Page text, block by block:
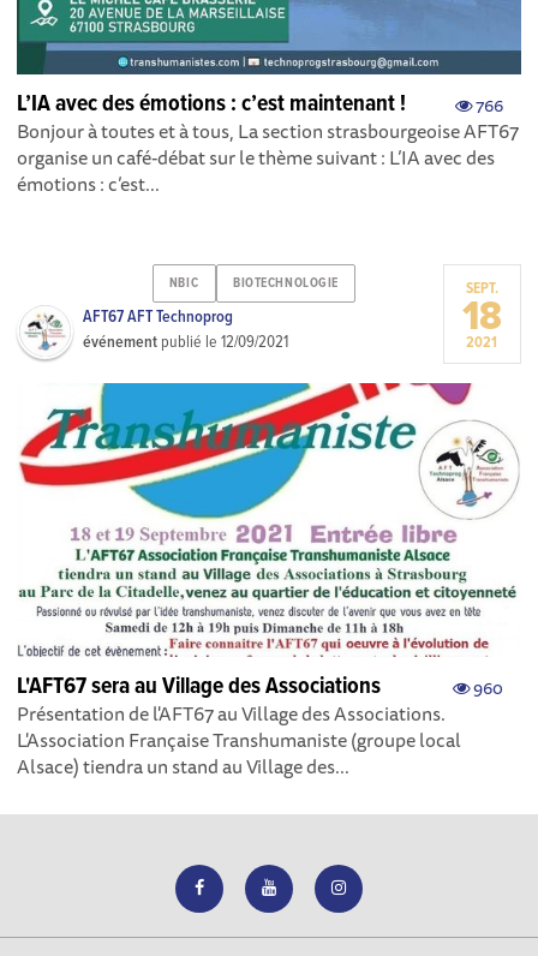
766
L’IA avec des émotions : c’est maintenant !
Bonjour à toutes et à tous, La section strasbourgeoise AFT67
organise un café-débat sur le thème suivant : L’IA avec des
émotions : c’est...
NBIC BIOTECHNOLOGIE
AFT67 AFT Technoprog
événement publié le12/09/2021
SEPT.
18
2021
960
L'AFT67 sera au Village des Associations
Présentation de l'AFT67 au Village des Associations.
L'Association Française Transhumaniste (groupe local
Alsace) tiendra un stand au Village des...